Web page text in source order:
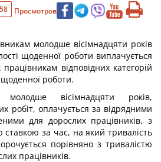
Просмотров
молодше вісімнадцяти років
щоденної роботи виплачується
відповідних категорій
роботи.
молодше вісімнадцяти років,
робіт, оплачується за відрядними
для дорослих працівників, з
за час, на який тривалість
порівняно з тривалістю
працівників.